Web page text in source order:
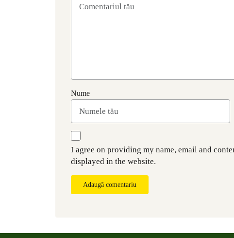
Nume
I agree on providing my name, email and
displayed in the website.
Adaugă comentariu